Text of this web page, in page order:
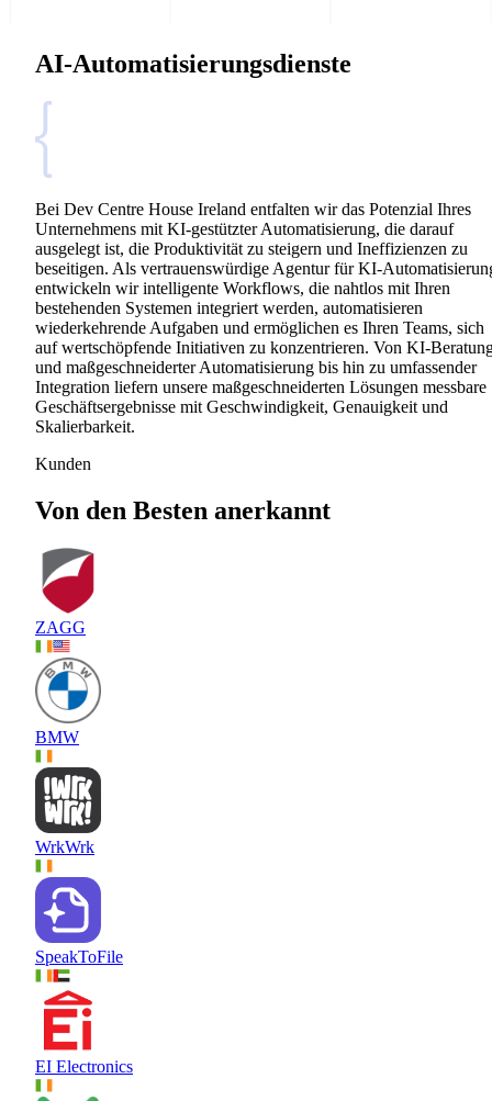
AI-Automatisierungsdienste
Bei Dev Centre House Ireland entfalten wir das Potenzial Ihres
Unternehmens mit KI-gestützter Automatisierung, die darauf
ausgelegt ist, die Produktivität zu steigern und Ineffizienzen zu
beseitigen. Als vertrauenswürdige Agentur für KI-
entwickeln wir intelligente Workflows, die nahtlos mit Ihren
bestehenden Systemen integriert werden, automatisieren
wiederkehrende Aufgaben und ermöglichen es Ihren Teams, sich
auf wertschöpfende Initiativen zu konzentrieren. Von KI-
und maßgeschneiderter Automatisierung bis hin zu umfassender
Integration liefern unsere maßgeschneiderten Lösungen messbare
Geschäftsergebnisse mit Geschwindigkeit, Genauigkeit und
Skalierbarkeit.
Kunden
Von den Besten anerkannt
ZAGG
BMW
WrkWrk
SpeakToFile
EI Electronics